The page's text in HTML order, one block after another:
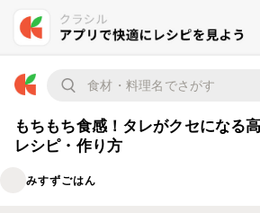
もちもち食感！タレがクセになる
レシピ・作り方
みすずごはん